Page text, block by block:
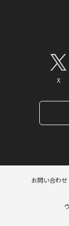
X
お問い合わせ